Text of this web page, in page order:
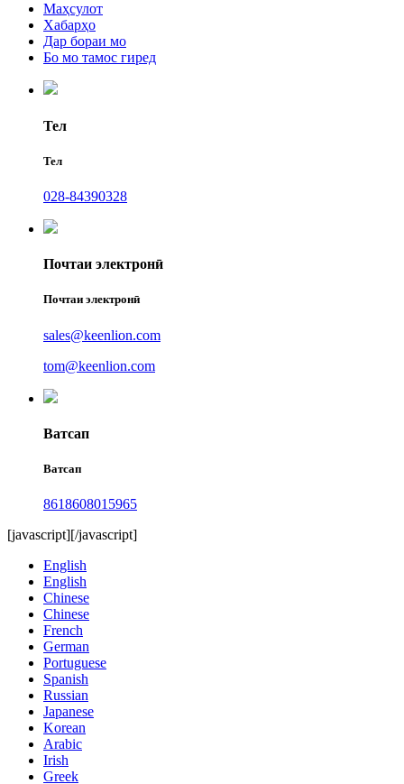
Маҳсулот
Хабарҳо
Дар бораи мо
Бо мо тамос гиред
Тел
Тел
028-84390328
Почтаи электронӣ
Почтаи электронӣ
sales@keenlion.com
tom@keenlion.com
Ватсап
Ватсап
8618608015965
[javascript][/javascript]
English
English
Chinese
Chinese
French
German
Portuguese
Spanish
Russian
Japanese
Korean
Arabic
Irish
Greek